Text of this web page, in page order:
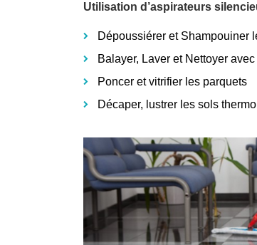
Utilisation d’aspirateurs
Dépoussiérer et Shampouiner
Balayer, Laver et Nettoyer
Poncer et vitrifier les parquets
Décaper, lustrer les sols